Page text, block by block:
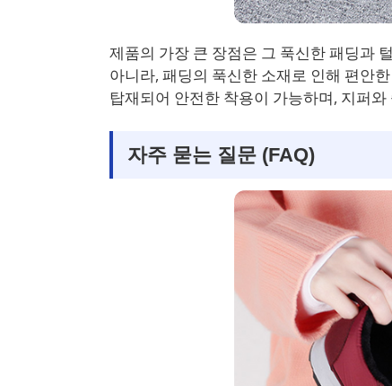
제품의 가장 큰 장점은 그 푹신한 패딩과
아니라, 패딩의 푹신한 소재로 인해 편안
탑재되어 안전한 착용이 가능하며, 지퍼
자주 묻는 질문 (FAQ)